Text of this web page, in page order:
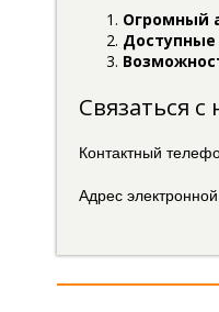
Огромный
Связаться с
Контактный
Адрес